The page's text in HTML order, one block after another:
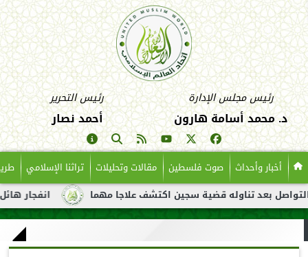
رئيس مجلس الإدارة
د. محمد أسامة هارون
رئيس التحرير
أحمد نصار
أخبار وأحداث صوت فلسطين مقالات وتحليلات تراثنا الإسلامي
انفجار هائل بعد تناوله قضية سجين اكتشف علاجا مهما